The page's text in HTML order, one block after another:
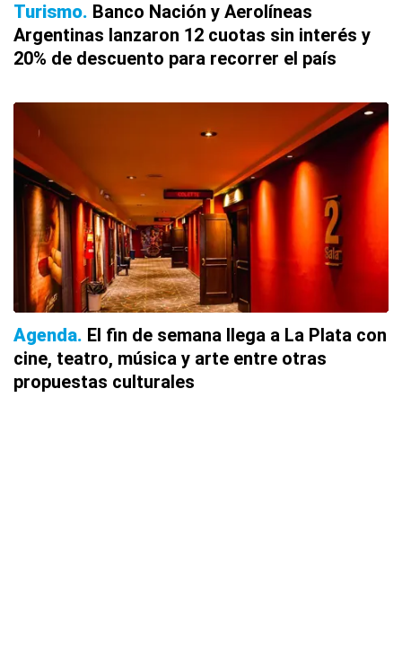
Turismo Banco Nación y Aerolíneas
Argentinas lanzaron 12 cuotas sin interés y
20% de descuento para recorrer el país
Agenda El fin de semana llega a La Plata con
cine, teatro, música y arte entre otras
propuestas culturales